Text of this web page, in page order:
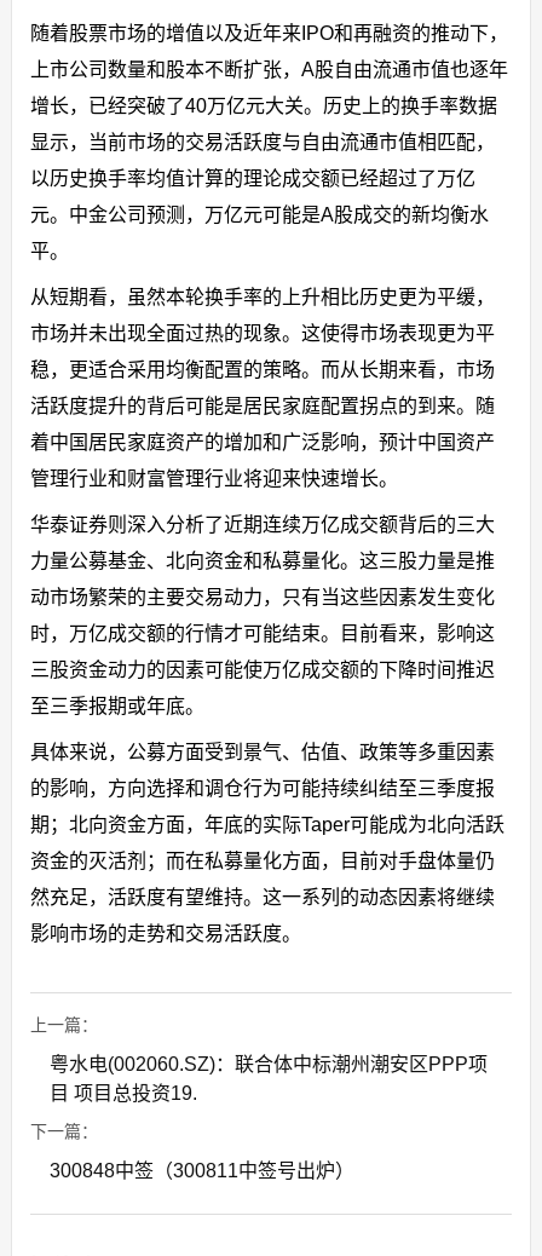
随着股票市场的增值以及近年来IPO和再融资的推动下，
上市公司数量和股本不断扩张，A股自由流通市值也逐年
增长，已经突破了40万亿元大关。历史上的换手率数据
显示，当前市场的交易活跃度与自由流通市值相匹配，
以历史换手率均值计算的理论成交额已经超过了万亿
元。中金公司预测，万亿元可能是A股成交的新均衡水
平。
从短期看，虽然本轮换手率的上升相比历史更为平缓，
市场并未出现全面过热的现象。这使得市场表现更为平
稳，更适合采用均衡配置的策略。而从长期来看，市场
活跃度提升的背后可能是居民家庭配置拐点的到来。随
着中国居民家庭资产的增加和广泛影响，预计中国资产
管理行业和财富管理行业将迎来快速增长。
华泰证券则深入分析了近期连续万亿成交额背后的三大
力量公募基金、北向资金和私募量化。这三股力量是推
动市场繁荣的主要交易动力，只有当这些因素发生变化
时，万亿成交额的行情才可能结束。目前看来，影响这
三股资金动力的因素可能使万亿成交额的下降时间推迟
至三季报期或年底。
具体来说，公募方面受到景气、估值、政策等多重因素
的影响，方向选择和调仓行为可能持续纠结至三季度报
期；北向资金方面，年底的实际Taper可能成为北向活跃
资金的灭活剂；而在私募量化方面，目前对手盘体量仍
然充足，活跃度有望维持。这一系列的动态因素将继续
影响市场的走势和交易活跃度。
上一篇：
粤水电(002060.SZ)：联合体中标潮州潮安区PPP项
目 项目总投资19.
下一篇：
300848中签（300811中签号出炉）